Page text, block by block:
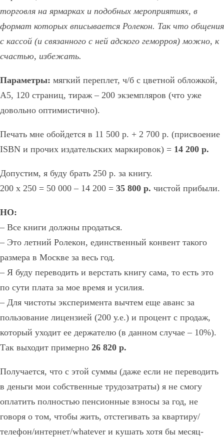
торговля на ярмарках и подобных мероприятиях, в
формат которых вписывается Ролекон. Так что общения
с кассой (и связанного с ней адского геморроя) можно, к
счастью, избежать.
Параметры: мягкий переплет, ч/б с цветной обложкой,
А5, 120 страниц, тираж – 200 экземпляров (что уже
довольно оптимистично).
Печать мне обойдется в 11 500 р. + 2 700 р. (присвоение
ISBN и прочих издательских маркировок) = 14 200 р.
Допустим, я буду брать 250 р. за книгу.
200 х 250 = 50 000 – 14 200 = 35 800 р. чистой прибыли.
НО:
– Все книги должны продаться.
– Это летний Ролекон, единственный конвент такого
размера в Москве за весь год.
– Я буду переводить и верстать книгу сама, то есть это
по сути плата за мое время и усилия.
– Для чистоты эксперимента вычтем еще аванс за
пользование лицензией (200 у.е.) и процент с продаж,
который уходит ее держателю (в данном случае – 10%).
Так выходит примерно 26 820 р.
Получается, что с этой суммы (даже если не переводить
в деньги мои собственные трудозатраты) я не смогу
оплатить полностью пенсионные взносы за год, не
говоря о том, чтобы жить, отстегивать за квартиру/
телефон/интернет/whatever и кушать хотя бы месяц-